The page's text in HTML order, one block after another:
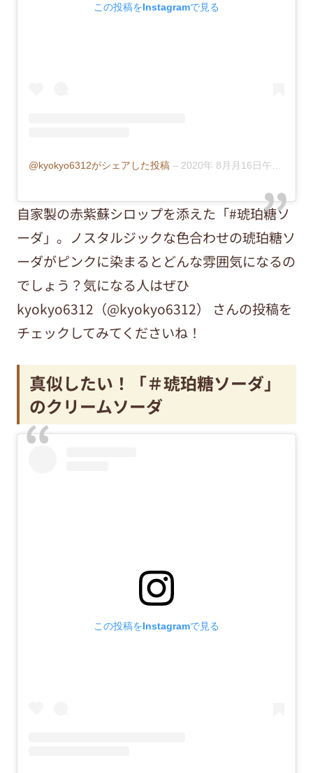
この投稿をInstagramで見る
@kyokyo6312がシェアした投稿– 2020年 8月月16日午後6時22分PDT
自家製の赤紫蘇シロップを添えた「#琥珀糖ソ
ーダ」。ノスタルジックな色合わせの琥珀糖ソ
ーダがピンクに染まるとどんな雰囲気になるの
でしょう？気になる人はぜひ
kyokyo6312（@kyokyo6312） さんの投稿を
チェックしてみてくださいね！
真似したい！「＃琥珀糖ソーダ」
のクリームソーダ
この投稿をInstagramで見る